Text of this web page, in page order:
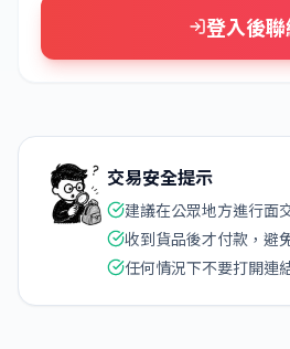
登入後聯
交易安全提示
建議在公眾地方進行面
收到貨品後才付款，避
任何情況下不要打開連